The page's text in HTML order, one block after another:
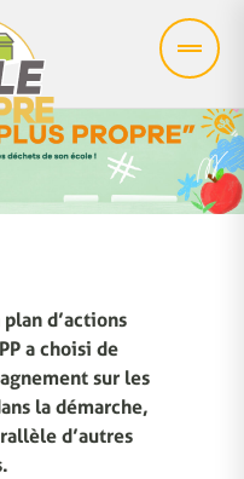
d’actions
a choisi de
sur les
la démarche,
d’autres